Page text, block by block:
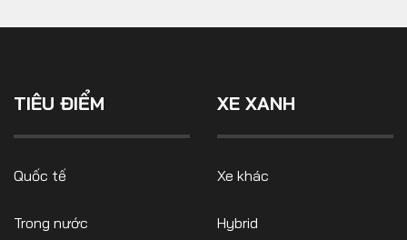
TIÊU ĐIỂM
Quốc tế
Trong nước
XE XANH
Xe khác
Hybrid